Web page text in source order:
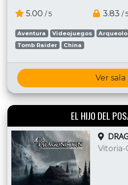
5.00 / 5 3.83 / 5
Aventura Videojuegos
Tomb Raider
China
Ver sala
EL HIJO DEL
Vitoria-